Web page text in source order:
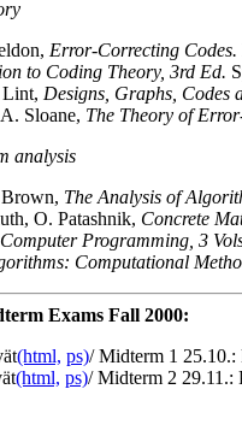
Error-Correcting Codes.
to Coding Theory, 3rd Ed.
Lint, Designs, Graphs, Codes
Sloane, The Theory of
analysis
The Analysis of
O. Patashnik, Concrete
Programming, 3
Computational
Exams Fall 2000:
(html, ps)/ Midterm 1 25.10.:
(html, ps)/ Midterm 2 29.11.: